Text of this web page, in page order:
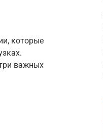
которые
важных